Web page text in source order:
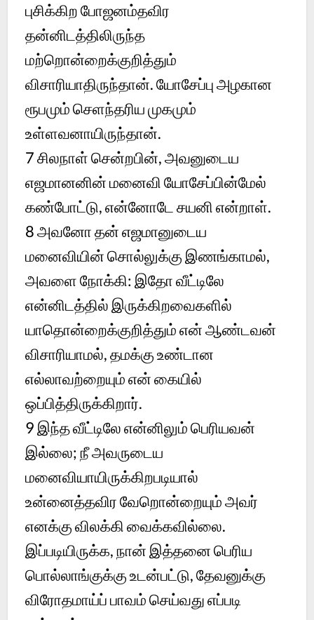
புசிக்கிற போஜனம்தவிர
தன்னிடத்திலிருந்த
மற்றொன்றைக்குறித்தும்
விசாரியாதிருந்தான். யோசேப்பு அழகான
ரூபமும் செளந்தரிய முகமும்
உள்ளவனாயிருந்தான்.
7சிலநாள் சென்றபின், அவனுடைய
எஜமானனின் மனைவி யோசேப்பின்மேல்
கண்போட்டு, என்னோடே சயனி என்றாள்.
8அவனோ தன் எஜமானுடைய
மனைவியின் சொல்லுக்கு இணங்காமல்,
அவளை நோக்கி: இதோ வீட்டிலே
என்னிடத்தில் இருக்கிறவைகளில்
யாதொன்றைக்குறித்தும் என் ஆண்டவன்
விசாரியாமல், தமக்கு உண்டான
எல்லாவற்றையும் என் கையில்
ஒப்பித்திருக்கிறார்.
9 இந்த வீட்டிலே என்னிலும் பெரியவன்
இல்லை; நீ அவருடைய
மனைவியாயிருக்கிறபடியால்
உன்னைத்தவிர வேறொன்றையும் அவர்
எனக்கு விலக்கி வைக்கவில்லை.
இப்படியிருக்க, நான் இத்தனை பெரிய
பொல்லாங்குக்கு உடன்பட்டு, தேவனுக்கு
விரோதமாய்ப் பாவம் செய்வது எப்படி